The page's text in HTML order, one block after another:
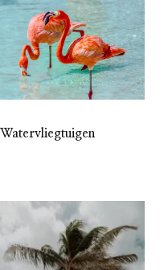
Watervliegtuigen